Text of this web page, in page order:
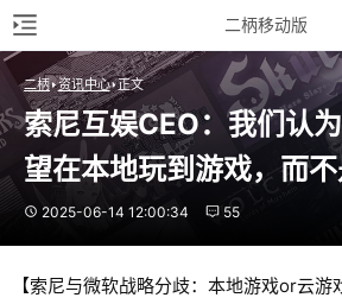
二柄移动版
二柄 资讯中心 正文
索尼互娱CEO：我们认
望在本地玩到游戏，而
2025-06-14 12:00:34 55
【索尼与微软战略分歧：本地游戏or云